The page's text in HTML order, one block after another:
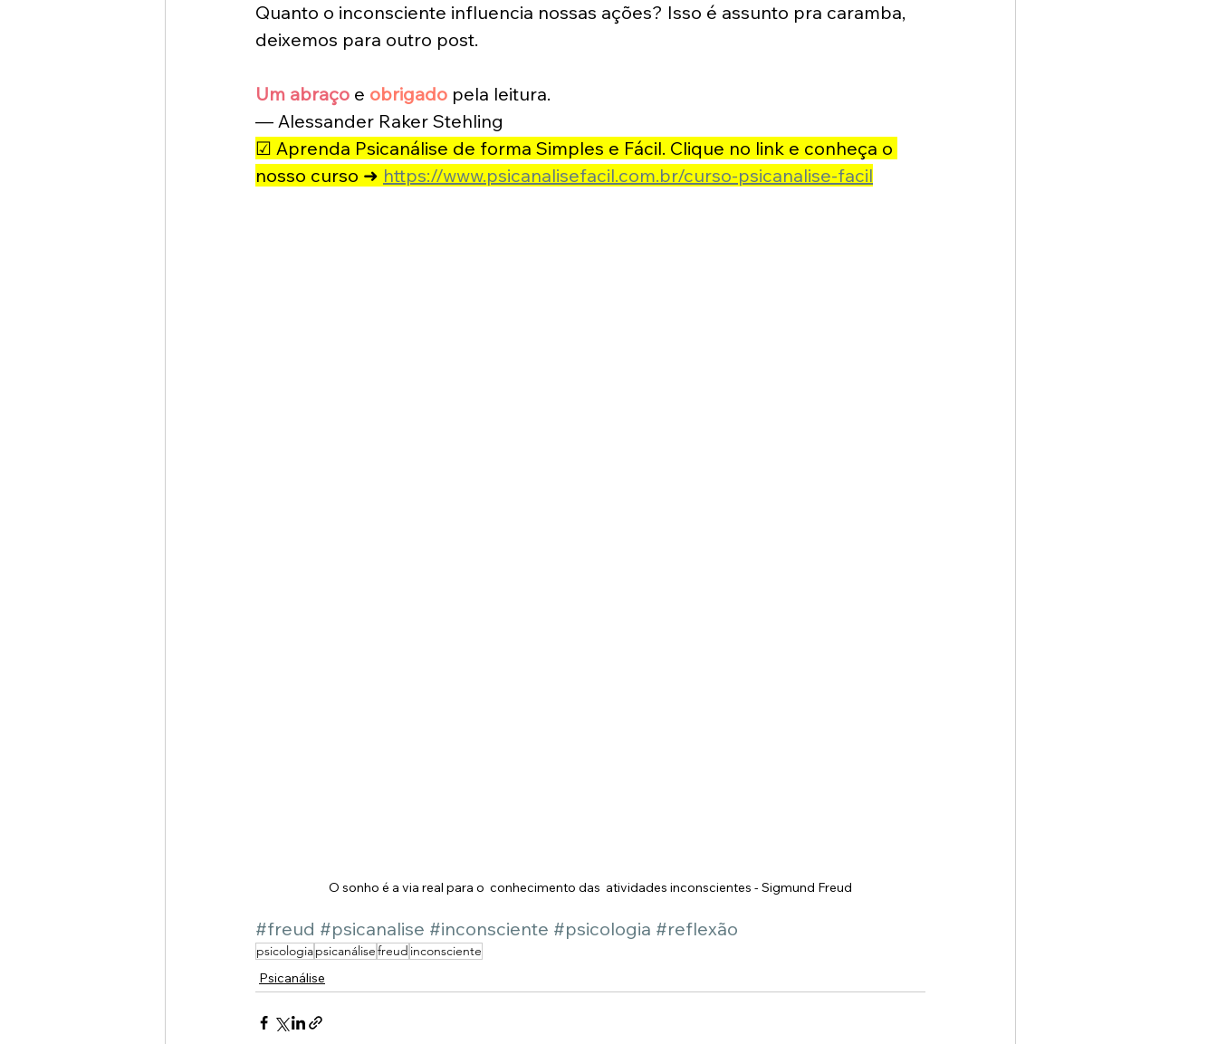
Quanto o inconsciente influencia nossas ações? Isso é assunto pra caramba,
deixemos para outro post.
Um abraço e obrigado pela leitura.
— Alessander Raker Stehling
☑ Aprenda Psicanálise de forma Simples e Fácil. Clique no link e conheça o
nosso curso ➜ https://www.psicanalisefacil.com.br/curso-psicanalise-facil
O sonho é a via real para o  conhecimento das  atividades inconscientes - Sigmund Freud
#freud #psicanalise #inconsciente #psicologia #reflexão
psicologiapsicanálisefreud inconsciente
Psicanálise